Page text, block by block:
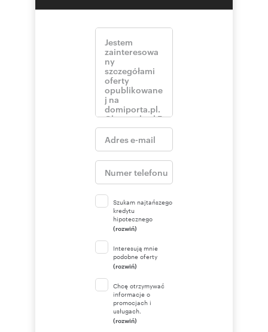
Szukam najtańszego
kredytu
hipotecznego
(rozwiń)
Interesują mnie
podobne oferty
(rozwiń)
Chcę otrzymywać
informacje o
promocjach i
usługach.
(rozwiń)